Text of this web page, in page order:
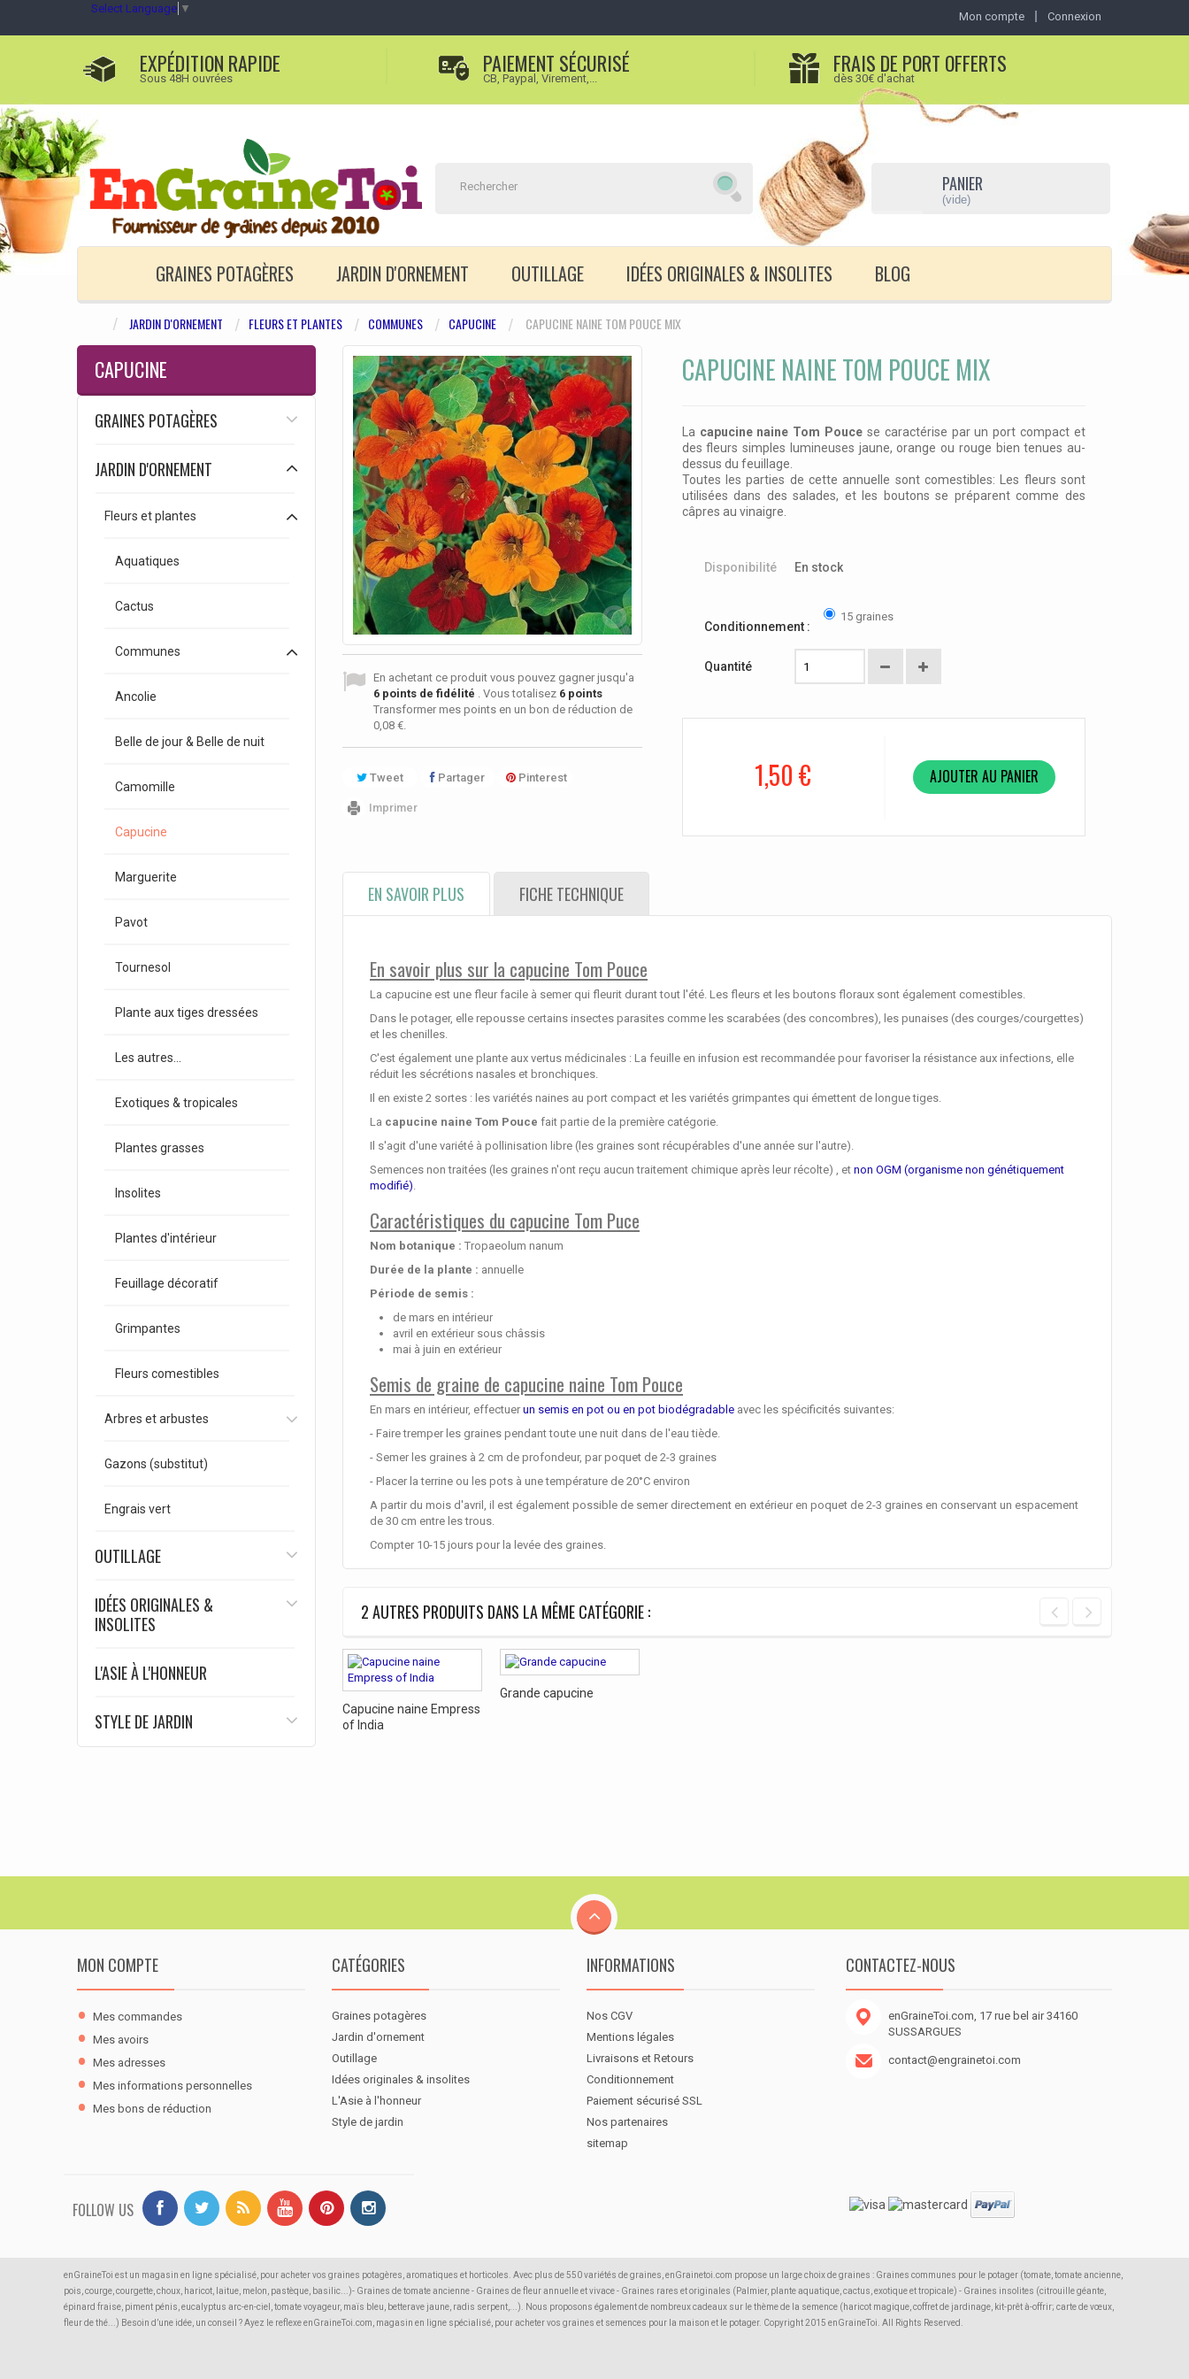
Mon compte Connexion
Select Language ▼
EXPÉDITION RAPIDE
Sous 48H ouvrées
PAIEMENT SÉCURISÉ
CB, Paypal, Virement,...
FRAIS DE PORT OFFERTS
dès 30€ d'achat
PANIER
(vide)
GRAINES POTAGÈRES JARDIN D'ORNEMENT OUTILLAGE IDÉES ORIGINALES & INSOLITES BLOG
JARDIN D'ORNEMENT FLEURS ET PLANTES COMMUNES CAPUCINE CAPUCINE NAINE TOM POUCE MIX
CAPUCINE
GRAINES POTAGÈRES
JARDIN D'ORNEMENT
Fleurs et plantes
Aquatiques
Cactus
Communes
Ancolie
Belle de jour & Belle de nuit
Camomille
Capucine
Marguerite
Pavot
Tournesol
Plante aux tiges dressées
Les autres...
Exotiques & tropicales
Plantes grasses
Insolites
Plantes d'intérieur
Feuillage décoratif
Grimpantes
Fleurs comestibles
Arbres et arbustes
Gazons (substitut)
Engrais vert
OUTILLAGE
IDÉES ORIGINALES &
INSOLITES
L'ASIE À L'HONNEUR
STYLE DE JARDIN
En achetant ce produit vous pouvez gagner jusqu'a
6 points de fidélité . Vous totalisez 6 points
Transformer mes points en un bon de réduction de
0,08 €
Tweet Partager Pinterest
Imprimer
CAPUCINE NAINE TOM POUCE MIX
La capucine naine Tom Pouce se caractérise par un port compact et
des fleurs simples lumineuses jaune, orange ou rouge bien tenues au-
dessus du feuillage.
Toutes les parties de cette annuelle sont comestibles: Les fleurs sont
utilisées dans des salades, et les boutons se préparent comme des
câpres au vinaigre.
Disponibilité En stock
Conditionnement :
15 graines
Quantité
1,50 € AJOUTER AU PANIER
EN SAVOIR PLUS FICHE TECHNIQUE
En savoir plus sur la capucine Tom Pouce
La capucine est une fleur facile à semer qui fleurit durant tout l'été. Les fleurs et les boutons floraux sont également comestibles.
Dans le potager, elle repousse certains insectes parasites comme les scarabées (des concombres), les punaises (des courges/courgettes)
et les chenilles.
C'est également une plante aux vertus médicinales : La feuille en infusion est recommandée pour favoriser la résistance aux infections, elle
réduit les sécrétions nasales et bronchiques.
Il en existe 2 sortes : les variétés naines au port compact et les variétés grimpantes qui émettent de longue tiges.
La capucine naine Tom Pouce fait partie de la première catégorie.
Il s'agit d'une variété à pollinisation libre (les graines sont récupérables d'une année sur l'autre).
Semences non traitées (les graines n'ont reçu aucun traitement chimique après leur récolte) , et non OGM (organisme non génétiquement
modifié).
Caractéristiques du capucine Tom Puce
Nom botanique : Tropaeolum nanum
Durée de la plante : annuelle
Période de semis :
de mars en intérieur
avril en extérieur sous châssis
mai à juin en extérieur
Semis de graine de capucine naine Tom Pouce
En mars en intérieur, effectuer un semis en pot ou en pot biodégradable avec les spécificités suivantes:
- Faire tremper les graines pendant toute une nuit dans de l'eau tiède.
- Semer les graines à 2 cm de profondeur, par poquet de 2-3 graines
- Placer la terrine ou les pots à une température de 20°C environ
A partir du mois d'avril, il est également possible de semer directement en extérieur en poquet de 2-3 graines en conservant un espacement
de 30 cm entre les trous.
Compter 10-15 jours pour la levée des graines.
2 AUTRES PRODUITS DANS LA MÊME CATÉGORIE :
Capucine naine Empress
of India
Grande capucine
MON COMPTE
Mes commandes
Mes avoirs
Mes adresses
Mes informations personnelles
Mes bons de réduction
CATÉGORIES
Graines potagères
Jardin d'ornement
Outillage
Idées originales & insolites
L'Asie à l'honneur
Style de jardin
INFORMATIONS
Nos CGV
Mentions légales
Livraisons et Retours
Conditionnement
Paiement sécurisé SSL
Nos partenaires
sitemap
CONTACTEZ-NOUS
enGraineToi.com, 17 rue bel air 34160
SUSSARGUES
contact@engrainetoi.com
FOLLOW US
enGraineToi est un magasin en ligne spécialisé, pour acheter vos graines potagères, aromatiques et horticoles. Avec plus de 550 variétés de graines, enGrainetoi.com propose un large choix de graines : Graines communes pour le potager (tomate, tomate ancienne,
pois, courge, courgette, choux, haricot, laitue, melon, pastèque, basilic...)- Graines de tomate ancienne - Graines de fleur annuelle et vivace - Graines rares et originales (Palmier, plante aquatique, cactus, exotique et tropicale) - Graines insolites (citrouille géante,
épinard fraise, piment pénis, eucalyptus arc-en-ciel, tomate voyageur, maïs bleu, betterave jaune, radis serpent,...). Nous proposons également de nombreux cadeaux sur le thème de la semence (haricot magique, coffret de jardinage, kit-prêt à-offrir; carte de vœux,
fleur de thé...) Besoin d’une idée, un conseil ? Ayez le reflexe enGraineToi.com, magasin en ligne spécialisé, pour acheter vos graines et semences pour la maison et le potager. Copyright 2015 enGraineToi. All Rights Reserved.